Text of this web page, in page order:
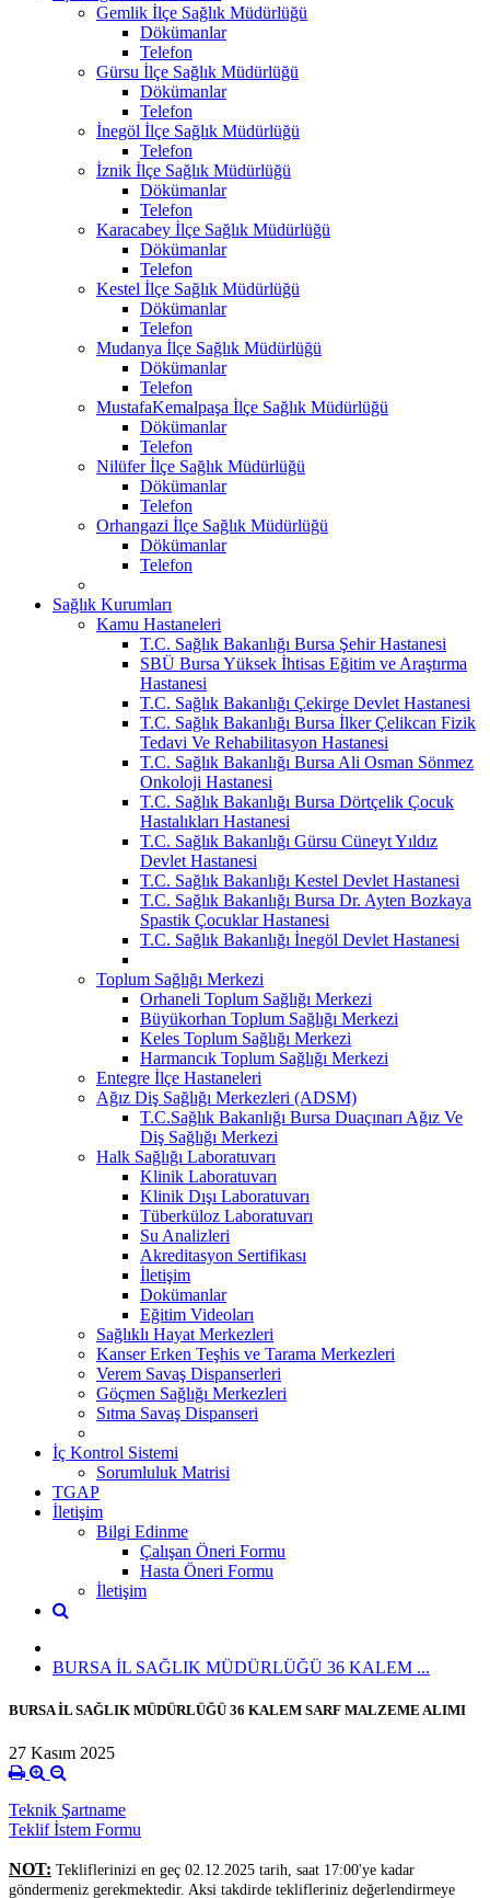
Gemlik İlçe Sağlık Müdürlüğü
Dökümanlar
Telefon
Gürsu İlçe Sağlık Müdürlüğü
Dökümanlar
Telefon
İnegöl İlçe Sağlık Müdürlüğü
Telefon
İznik İlçe Sağlık Müdürlüğü
Dökümanlar
Telefon
Karacabey İlçe Sağlık Müdürlüğü
Dökümanlar
Telefon
Kestel İlçe Sağlık Müdürlüğü
Dökümanlar
Telefon
Mudanya İlçe Sağlık Müdürlüğü
Dökümanlar
Telefon
MustafaKemalpaşa İlçe Sağlık Müdürlüğü
Dökümanlar
Telefon
Nilüfer İlçe Sağlık Müdürlüğü
Dökümanlar
Telefon
Orhangazi İlçe Sağlık Müdürlüğü
Dökümanlar
Telefon
Sağlık Kurumları
Kamu Hastaneleri
T.C. Sağlık Bakanlığı Bursa Şehir Hastanesi
SBÜ Bursa Yüksek İhtisas Eğitim ve Araştırma
Hastanesi
T.C. Sağlık Bakanlığı Çekirge Devlet Hastanesi
T.C. Sağlık Bakanlığı Bursa İlker Çelikcan Fizik
Tedavi Ve Rehabilitasyon Hastanesi
T.C. Sağlık Bakanlığı Bursa Ali Osman Sönmez
Onkoloji Hastanesi
T.C. Sağlık Bakanlığı Bursa Dörtçelik Çocuk
Hastalıkları Hastanesi
T.C. Sağlık Bakanlığı Gürsu Cüneyt Yıldız
Devlet Hastanesi
T.C. Sağlık Bakanlığı Kestel Devlet Hastanesi
T.C. Sağlık Bakanlığı Bursa Dr. Ayten Bozkaya
Spastik Çocuklar Hastanesi
T.C. Sağlık Bakanlığı İnegöl Devlet Hastanesi
Toplum Sağlığı Merkezi
Orhaneli Toplum Sağlığı Merkezi
Büyükorhan Toplum Sağlığı Merkezi
Keles Toplum Sağlığı Merkezi
Harmancık Toplum Sağlığı Merkezi
Entegre İlçe Hastaneleri
Ağız Diş Sağlığı Merkezleri (ADSM)
T.C.Sağlık Bakanlığı Bursa Duaçınarı Ağız Ve
Diş Sağlığı Merkezi
Halk Sağlığı Laboratuvarı
Klinik Laboratuvarı
Klinik Dışı Laboratuvarı
Tüberküloz Laboratuvarı
Su Analizleri
Akreditasyon Sertifikası
İletişim
Dokümanlar
Eğitim Videoları
Sağlıklı Hayat Merkezleri
Kanser Erken Teşhis ve Tarama Merkezleri
Verem Savaş Dispanserleri
Göçmen Sağlığı Merkezleri
Sıtma Savaş Dispanseri
İç Kontrol Sistemi
Sorumluluk Matrisi
TGAP
İletişim
Bilgi Edinme
Çalışan Öneri Formu
Hasta Öneri Formu
İletişim
BURSA İL SAĞLIK MÜDÜRLÜĞÜ 36 KALEM ...
BURSA İL SAĞLIK MÜDÜRLÜĞÜ 36 KALEM SARF MALZEME ALIMI
27 Kasım 2025
Teknik Şartname
Teklif İstem Formu
NOT: Tekliflerinizi en geç 02.12.2025 tarih, saat 17:00'ye kadar
göndermeniz gerekmektedir. Aksi takdirde teklifleriniz değerlendirmeye